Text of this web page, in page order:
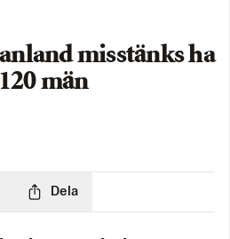
misstänks ha
män
Dela